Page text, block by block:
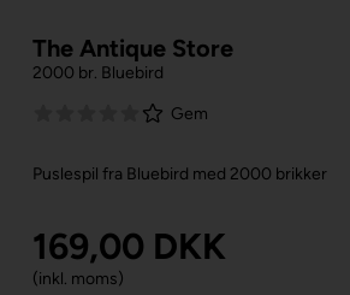
The Antique Store
2000 br. Bluebird
Gem
Puslespil fra Bluebird med 2000 brikker
169,00 DKK
(inkl. moms)